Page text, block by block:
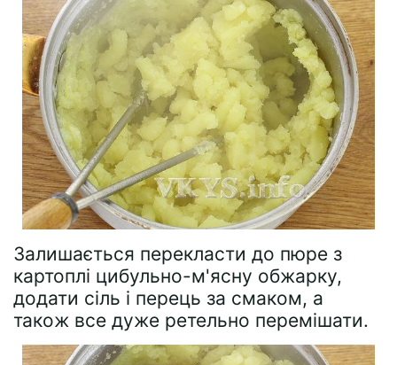
Залишається перекласти до пюре з
картоплі цибульно-м'ясну обжарку,
додати сіль і перець за смаком, а
також все дуже ретельно перемішати.